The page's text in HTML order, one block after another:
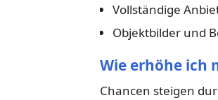
Vollständige
Objektbilder und
Wie erhöhe ich
Chancen steigen